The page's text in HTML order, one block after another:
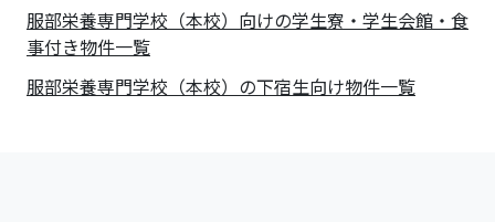
服部栄養専門学校（本校）向けの学生寮・学生会館・食
事付き物件一覧
服部栄養専門学校（本校）の下宿生向け物件一覧